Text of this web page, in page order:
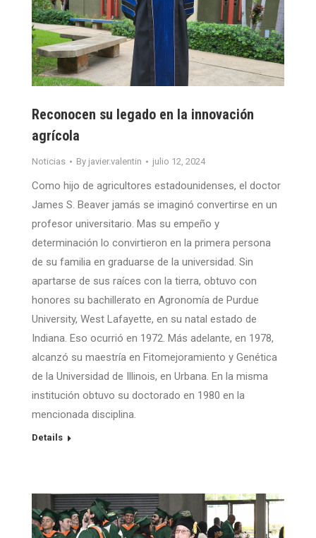
Reconocen su legado en la innovación
agrícola
Noticias By javier.valentin julio 12, 2024
Como hijo de agricultores estadounidenses, el doctor
James S. Beaver jamás se imaginó convertirse en un
profesor universitario. Mas su empeño y
determinación lo convirtieron en la primera persona
de su familia en graduarse de la universidad. Sin
apartarse de sus raíces con la tierra, obtuvo con
honores su bachillerato en Agronomía de Purdue
University, West Lafayette, en su natal estado de
Indiana. Eso ocurrió en 1972. Más adelante, en 1978,
alcanzó su maestría en Fitomejoramiento y Genética
de la Universidad de Illinois, en Urbana. En la misma
institución obtuvo su doctorado en 1980 en la
mencionada disciplina.
Details